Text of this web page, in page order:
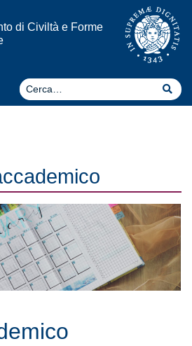
di Civiltà e Forme